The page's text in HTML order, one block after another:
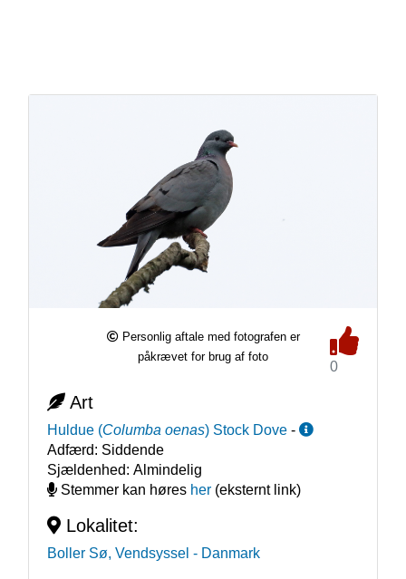
Personlig aftale med fotografen er
påkrævet for brug af foto
0
Art
Huldue (Columba oenas) Stock Dove -
Adfærd: Siddende
Sjældenhed: Almindelig
Stemmer kan høres her(eksternt link)
Lokalitet:
Boller Sø, Vendsyssel - Danmark